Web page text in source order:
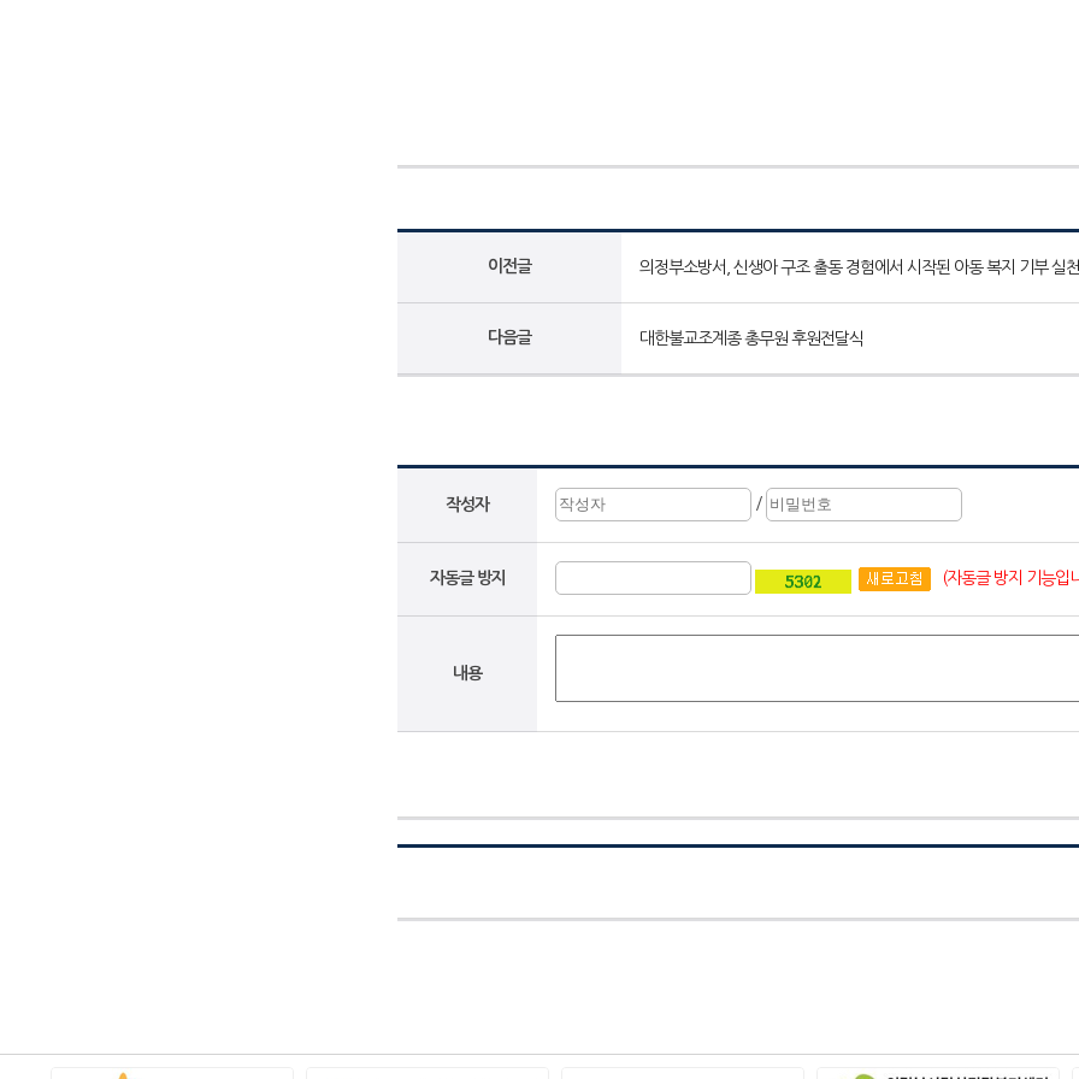
이전글 의정부소방서, 신생아 구조 출동 경험에서 시작된 아동 복지 기부 실천
다음글 대한불교조계종 총무원 후원전달식
작성자 /
자동글 방지 (자동글 방지 기능입
내용